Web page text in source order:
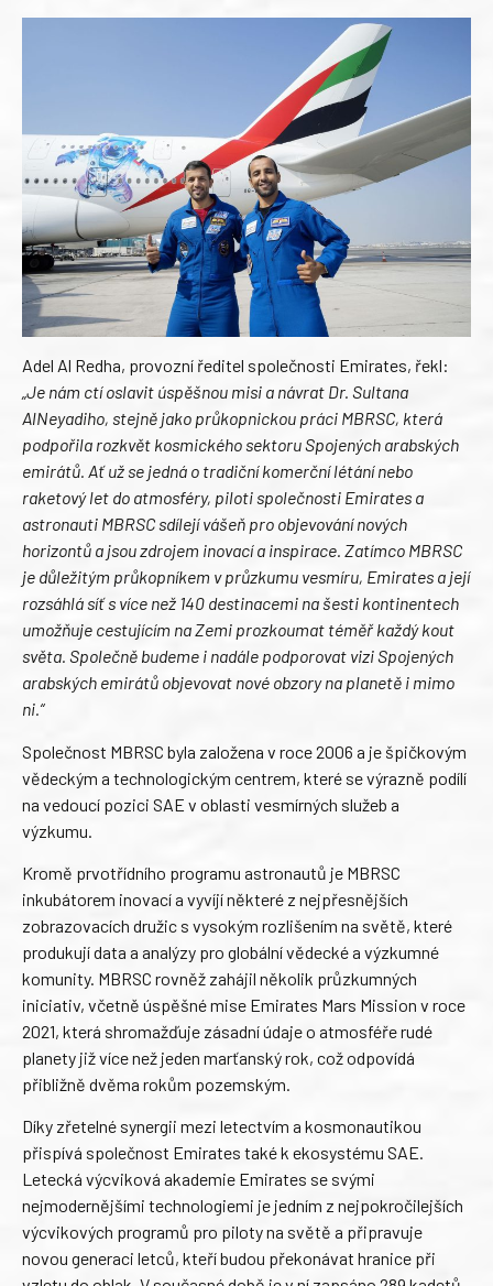
Adel Al Redha, provozní ředitel společnosti Emirates, řekl:
„Je nám ctí oslavit úspěšnou misi a návrat Dr. Sultana
AlNeyadiho, stejně jako průkopnickou práci MBRSC, která
podpořila rozkvět kosmického sektoru Spojených arabských
emirátů. Ať už se jedná o tradiční komerční létání nebo
raketový let do atmosféry, piloti společnosti Emirates a
astronauti MBRSC sdílejí vášeň pro objevování nových
horizontů a jsou zdrojem inovací a inspirace. Zatímco MBRSC
je důležitým průkopníkem v průzkumu vesmíru, Emirates a její
rozsáhlá síť s více než 140 destinacemi na šesti kontinentech
umožňuje cestujícím na Zemi prozkoumat téměř každý kout
světa. Společně budeme i nadále podporovat vizi Spojených
arabských emirátů objevovat nové obzory na planetě i mimo
ni.“
Společnost MBRSC byla založena v roce 2006 a je špičkovým
vědeckým a technologickým centrem, které se výrazně podílí
na vedoucí pozici SAE v oblasti vesmírných služeb a
výzkumu.
Kromě prvotřídního programu astronautů je MBRSC
inkubátorem inovací a vyvíjí některé z nejpřesnějších
zobrazovacích družic s vysokým rozlišením na světě, které
produkují data a analýzy pro globální vědecké a výzkumné
komunity. MBRSC rovněž zahájil několik průzkumných
iniciativ, včetně úspěšné mise Emirates Mars Mission v roce
2021, která shromažďuje zásadní údaje o atmosféře rudé
planety již více než jeden marťanský rok, což odpovídá
přibližně dvěma rokům pozemským.
Díky zřetelné synergii mezi letectvím a kosmonautikou
přispívá společnost Emirates také k ekosystému SAE.
Letecká výcviková akademie Emirates se svými
nejmodernějšími technologiemi je jedním z nejpokročilejších
výcvikových programů pro piloty na světě a připravuje
novou generaci letců, kteří budou překonávat hranice při